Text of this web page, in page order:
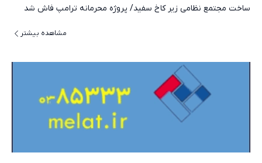
ساخت مجتمع نظامی زیر کاخ سفید/ پروژه محرمانه ترامپ فاش شد
مشاهده بیشتر